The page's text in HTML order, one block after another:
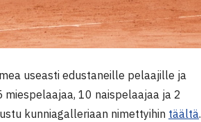
useasti edustaneille pelaajille ja
10 naispelaajaa ja 2
kunniagalleriaan nimettyihin täältä.